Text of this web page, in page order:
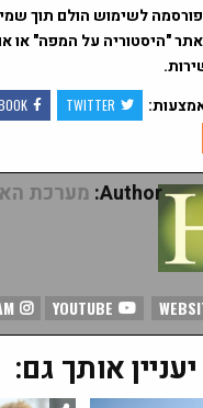
לשימוש הולם תוך
"היסטוריה על המפה" או
TWITTER
Author: מערכת
INSTAGRAM
אותך גם: